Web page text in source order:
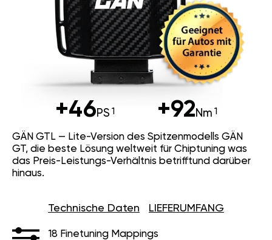
+46PS +92Nm
GÄN GTL — Lite-Version des Spitzenmodells GÄN
GT, die beste Lösung weltweit für Chiptuning was
das Preis-Leistungs-Verhältnis betrifftund darüber
hinaus.
Technische Daten LIEFERUMFANG
18 Finetuning Mappings